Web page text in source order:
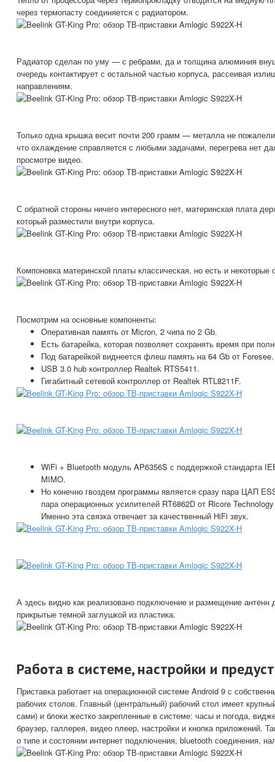
через термопасту соединяется с радиатором.
Радиатор сделан по уму — с ребрами, да и толщина алюминия
очередь контактирует с остальной частью корпуса, рассеивая
направлениям.
Только одна крышка весит почти 200 грамм — металла не
что охлаждение справляется с любыми задачами, перегрева нет
просмотре видео.
С обратной стороны ничего интересного нет, материнская плата
который разместили внутри корпуса.
Компоновка материнской платы классическая, но есть и некоторые
Посмотрим на основные компоненты:
Оперативная память от Micron, 2 чипа по 2 Gb.
Есть батарейка, которая позволяет сохранять время при
Под батарейкой виднеется флеш память на 64 Gb от Foresee.
USB 3.0 hub контроллер Realtek RTS5411.
Гигабитный сетевой контроллер от Realtek RTL8211F.
WiFi + Bluetooth модуль AP6356S с поддержкой стандарта
MIMO.
Но конечно гвоздем программы является сразу пара ЦАП
пара операционных усилителей RT6862D от Ricore
Именно эта связка отвечает за качественный HiFi звук.
А здесь видно как реализовано подключение и размещение
прикрытые темной заглушкой из пластика.
Работа в системе, настройки и
Приставка работает на операционной системе Android 9 с
рабочих столов. Главный (центральный) рабочий стол имеет
сами) и блоки жестко закрепленные в системе: часы и погода,
браузер, галлерея, видео плеер, настройки и кнопка приложений.
о типе и состоянии интернет подключения, bluetooth соединения,